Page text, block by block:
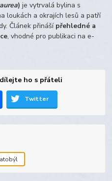
) je vytrvalá bylina s
loukách a okrajích lesů a patří
Článek přináší přehledné a
, vhodné pro publikaci na e-
ho s přáteli
Twitter